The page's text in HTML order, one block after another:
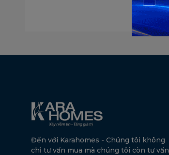
Đến với Karahomes - Chúng tôi không
chỉ tư vấn mua mà chúng tôi còn tư vấn